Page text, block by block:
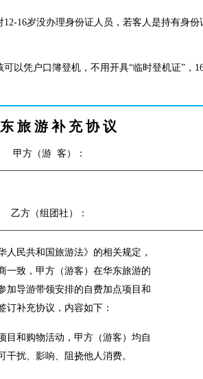
12-16岁没办理身份证人员，若客人是持有身
可以凭户口簿登机，不用开具“临时登机证”，
东 旅 游 补 充 协 议
甲方（游 客）：
乙方（组团社）：
人民共和国旅游法》的相关规定，
一致，甲方（游客）在华东旅游的
加导游带领安排的自费加点项目和
订补充协议，内容如下：
目和购物活动，甲方（游客）均自
干扰、影响、阻挠他人消费。